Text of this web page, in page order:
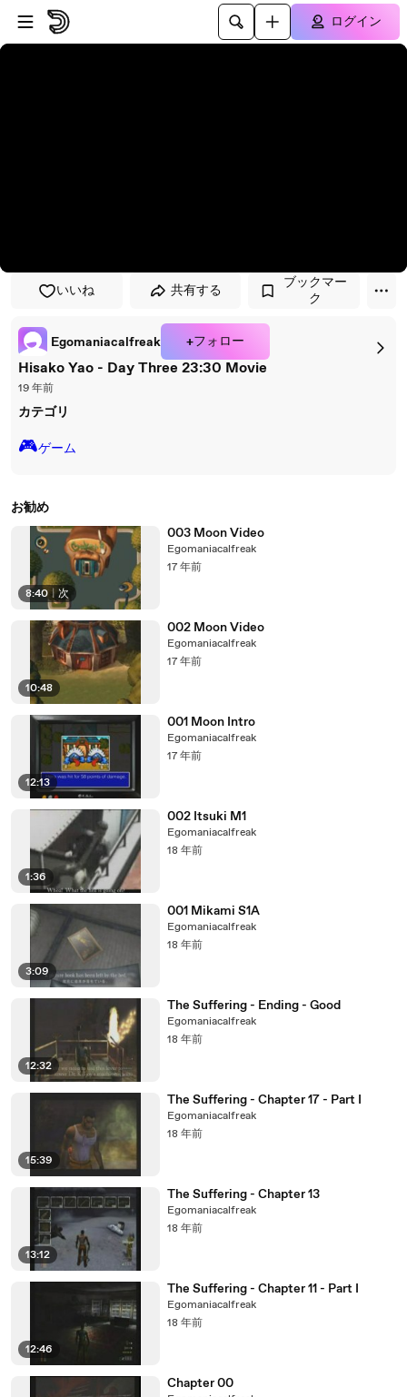
プレイヤーにスキップ
メインコンテンツにスキップ
ログイン
いいね 共有する
ブックマー
ク
Egomaniacalfreak +フォロー
Hisako Yao - Day Three 23:30 Movie
19 年前
カテゴリ
🎮️ゲーム
お勧め
8:40 | 次
003 Moon Video
Egomaniacalfreak
17 年前
10:48
002 Moon Video
Egomaniacalfreak
17 年前
12:13
001 Moon Intro
Egomaniacalfreak
17 年前
1:36
002 Itsuki M1
Egomaniacalfreak
18 年前
3:09
001 Mikami S1A
Egomaniacalfreak
18 年前
12:32
The Suffering - Ending - Good
Egomaniacalfreak
18 年前
15:39
The Suffering - Chapter 17 - Part I
Egomaniacalfreak
18 年前
13:12
The Suffering - Chapter 13
Egomaniacalfreak
18 年前
12:46
The Suffering - Chapter 11 - Part I
Egomaniacalfreak
18 年前
Chapter 00